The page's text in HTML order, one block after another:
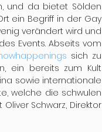
und da bietet Sölden
ein Begriff in der Gay
verändert wird und
Events. Abseits vom
sich zu
ein bereits zum Kult
sowie internationale
welche die schwulen
Schwarz, Direktor